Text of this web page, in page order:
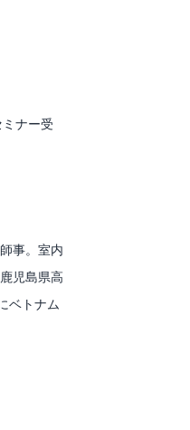
ナー受
業平成
事。室内
児島県高
ベトナム
て、様々